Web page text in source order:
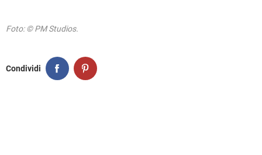
Foto: © PM Studios.
Condividi